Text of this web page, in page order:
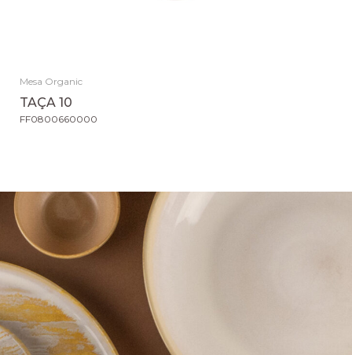
Mesa Organic
TAÇA 10
FF0800660000